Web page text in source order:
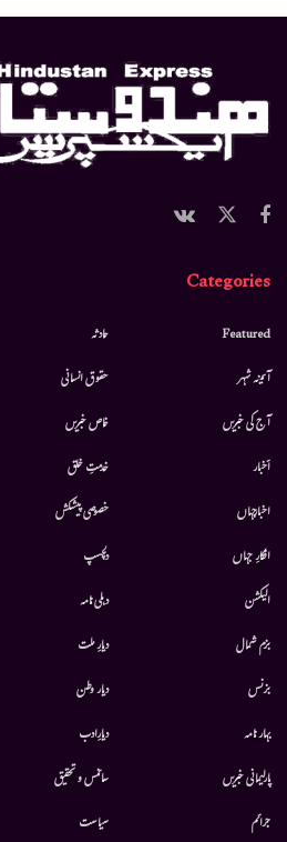
Categories
Featured
آئینہ شہر
آج کی خبریں
أخبار
اخبارجہاں
افکارِ جہاں
الیکشن
بزم شمال
بزنس
بہار نامہ
پارلیمانی خبریں
جرائم
حادثہ
حقوق انسانی
خاص خبریں
خدمتِ خلق
خصوصی پیشکش
دلچسپ
دہلی نامہ
دیارِ ملت
دیار وطن
دیارِادب
سائنس و تحقیق
سیاست